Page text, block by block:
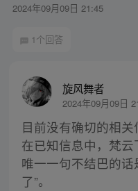
2024年09月09日 21:45
1个回答
旋风舞者
2024年09月09日
目前没有确切的相关
在已知信息中，梵
唯一一句不结巴的
了”。